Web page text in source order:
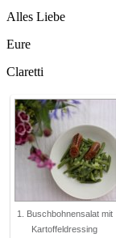
Alles Liebe
Eure
Claretti
1. Buschbohnensalat mit
Kartoffeldressing